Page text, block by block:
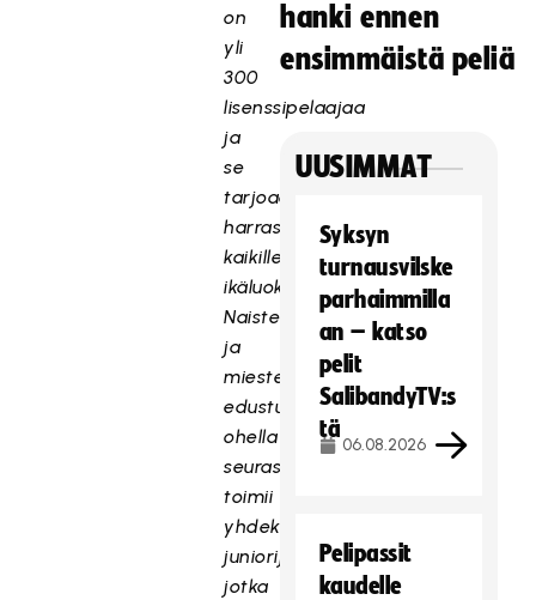
on
yli
300
lisenssipelaajaa
ja
se
tarjoaa
harrastusmahdollisuuksia
kaikille
ikäluokille.
Naisten
ja
miesten
edustusjoukkueiden
ohella
seurassa
toimii
yhdeksän
juniorijoukkuetta,
jotka
hanki ennen
ensimmäistä peliä
UUSIMMAT
Syksyn
turnausvilske
parhaimmilla
an – katso
pelit
SalibandyTV:s
tä
06.08.2026
Pelipassit
kaudelle